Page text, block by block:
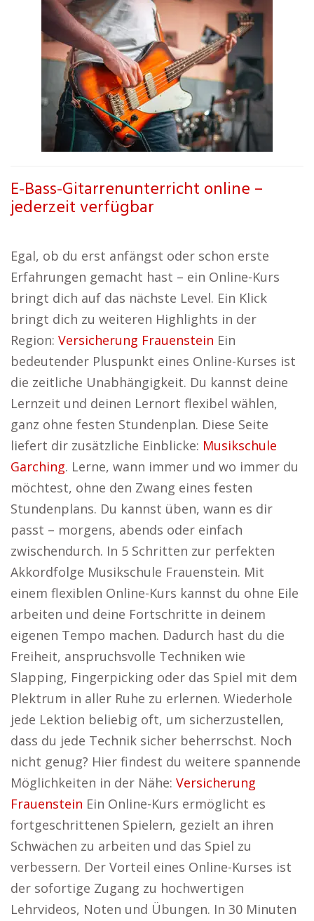
E-Bass-Gitarrenunterricht online –
jederzeit verfügbar
Egal, ob du erst anfängst oder schon erste
Erfahrungen gemacht hast – ein Online-Kurs
bringt dich auf das nächste Level. Ein Klick
bringt dich zu weiteren Highlights in der
Region: Versicherung Frauenstein Ein
bedeutender Pluspunkt eines Online-Kurses ist
die zeitliche Unabhängigkeit. Du kannst deine
Lernzeit und deinen Lernort flexibel wählen,
ganz ohne festen Stundenplan. Diese Seite
liefert dir zusätzliche Einblicke: Musikschule
Garching. Lerne, wann immer und wo immer du
möchtest, ohne den Zwang eines festen
Stundenplans. Du kannst üben, wann es dir
passt – morgens, abends oder einfach
zwischendurch. In 5 Schritten zur perfekten
Akkordfolge Musikschule Frauenstein. Mit
einem flexiblen Online-Kurs kannst du ohne Eile
arbeiten und deine Fortschritte in deinem
eigenen Tempo machen. Dadurch hast du die
Freiheit, anspruchsvolle Techniken wie
Slapping, Fingerpicking oder das Spiel mit dem
Plektrum in aller Ruhe zu erlernen. Wiederhole
jede Lektion beliebig oft, um sicherzustellen,
dass du jede Technik sicher beherrschst. Noch
nicht genug? Hier findest du weitere spannende
Möglichkeiten in der Nähe: Versicherung
Frauenstein Ein Online-Kurs ermöglicht es
fortgeschrittenen Spielern, gezielt an ihren
Schwächen zu arbeiten und das Spiel zu
verbessern. Der Vorteil eines Online-Kurses ist
der sofortige Zugang zu hochwertigen
Lehrvideos, Noten und Übungen. In 30 Minuten